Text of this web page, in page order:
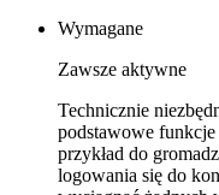
Wymagane
Zawsze aktywne
Technicznie
podstawowe funkcje
przykład do
logowania się do